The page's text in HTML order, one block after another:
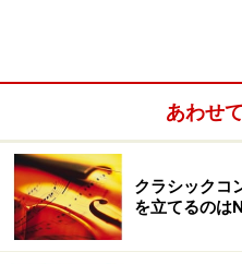
未だ語り継がれるクラシッ
この伝説の来日公演を率
も注目されるグスターボ・
トラはシモン・ボリバル
あわせ
クラシックコ
を立てるのは